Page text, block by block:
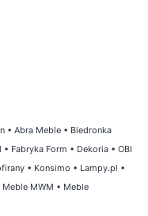
• Abra Meble • Biedronka
• Fabryka Form • Dekoria • OBI
• Konsimo • Lampy.pl •
Meble MWM • Meble